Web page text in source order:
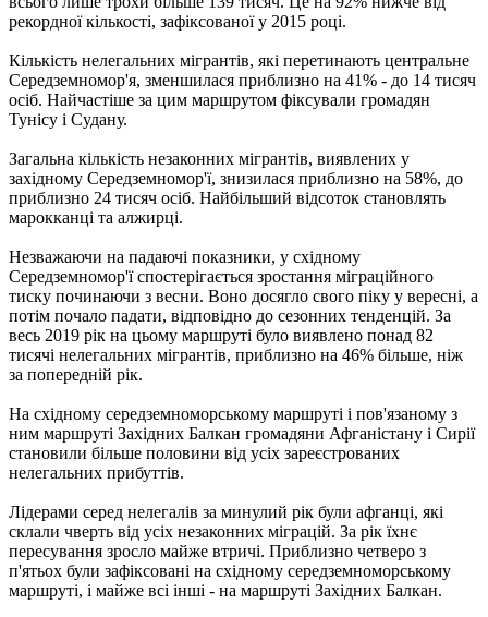
рекордної кількості, зафіксованої у 2015 році.
Кількість нелегальних мігрантів, які перетинають центральне
Середземномор'я, зменшилася приблизно на 41% - до 14 тисяч
осіб. Найчастіше за цим маршрутом фіксували громадян
Тунісу і Судану.
Загальна кількість незаконних мігрантів, виявлених у
західному Середземномор'ї, знизилася приблизно на 58%, до
приблизно 24 тисяч осіб. Найбільший відсоток становлять
марокканці та алжирці.
Незважаючи на падаючі показники, у східному
Середземномор'ї спостерігається зростання міграційного
тиску починаючи з весни. Воно досягло свого піку у вересні, а
потім почало падати, відповідно до сезонних тенденцій. За
весь 2019 рік на цьому маршруті було виявлено понад 82
тисячі нелегальних мігрантів, приблизно на 46% більше, ніж
за попередній рік.
На східному середземноморському маршруті і пов'язаному з
ним маршруті Західних Балкан громадяни Афганістану і Сирії
становили більше половини від усіх зареєстрованих
нелегальних прибуттів.
Лідерами серед нелегалів за минулий рік були афганці, які
склали чверть від усіх незаконних міграцій. За рік їхнє
пересування зросло майже втричі. Приблизно четверо з
п'ятьох були зафіксовані на східному середземноморському
маршруті, і майже всі інші - на маршруті Західних Балкан.